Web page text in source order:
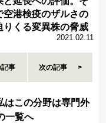
空港検疫のザルさの
りくる変異株の脅威
2021.02.11
事 次の記事
はこの分野は専門外
一覧へ